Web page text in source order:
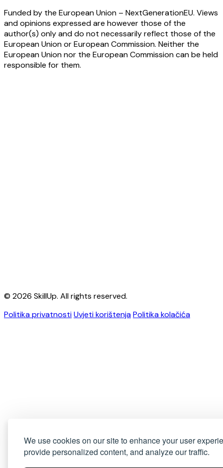
We use cookies on our site to enhance your user
provide personalized content, and analyze our traffic.
Funded by the European Union – NextGenerationEU. Views
and opinions expressed are however those of the
author(s) only and do not necessarily reflect those of the
European Union or European Commission. Neither the
European Union nor the European Commission can be held
responsible for them.
© 2026 SkillUp. All rights reserved.
Politika privatnostiUvjeti korištenjaPolitika kolačića